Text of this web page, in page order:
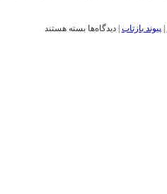
پیوند بازتاب دیدگاه‌ها برای
بسته هستند